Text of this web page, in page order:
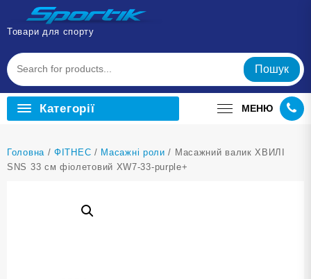
Перейти
вмісту
Товари для спорту
Пошук
Категорії МЕНЮ
Головна /ФІТНЕС / Масажні роли / Масажний валик ХВИЛІ
SNS 33 см фіолетовий XW7-33-purple+